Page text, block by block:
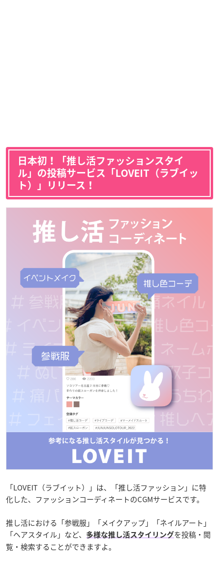
日本初！「推し活ファッションスタイ
ル」の投稿サービス「LOVEIT（ラブイッ
ト）」リリース！
「LOVEIT（ラブイット）」は、「推し活ファッション」に特
化した、ファッションコーディネートのCGMサービスです。
推し活における「参戦服」「メイクアップ」「ネイルアート」
「ヘアスタイル」など、
多様な推し活スタイリングを投稿・閲
覧・検索することができますよ。